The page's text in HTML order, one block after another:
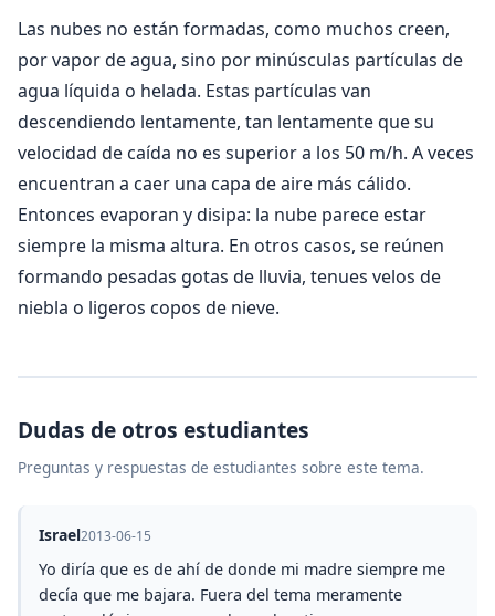
Las nubes no están formadas, como muchos creen,
por vapor de agua, sino por minúsculas partículas de
agua líquida o helada. Estas partículas van
descendiendo lentamente, tan lentamente que su
velocidad de caída no es superior a los 50 m/h. A veces
encuentran a caer una capa de aire más cálido.
Entonces evaporan y disipa: la nube parece estar
siempre la misma altura. En otros casos, se reúnen
formando pesadas gotas de lluvia, tenues velos de
niebla o ligeros copos de nieve.
Dudas de otros estudiantes
Preguntas y respuestas de estudiantes sobre este tema.
Israel2013-06-15
Yo diría que es de ahí de donde mi madre siempre me
decía que me bajara. Fuera del tema meramente